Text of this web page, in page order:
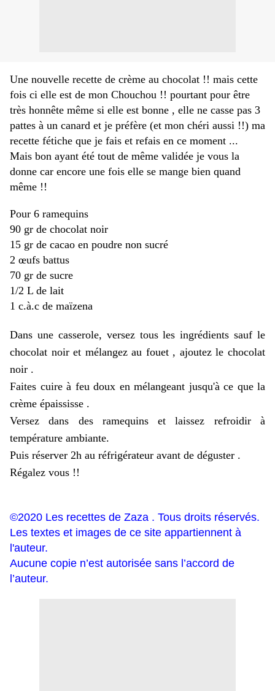
Une nouvelle recette de crème au chocolat !! mais cette
fois ci elle est de mon Chouchou !! pourtant pour être
très honnête même si elle est bonne , elle ne casse pas 3
pattes à un canard et je préfère (et mon chéri aussi !!) ma
recette fétiche que je fais et refais en ce moment ...
Mais bon ayant été tout de même validée je vous la
donne car encore une fois elle se mange bien quand
même !!
Pour 6 ramequins
90 gr de chocolat noir
15 gr de cacao en poudre non sucré
2 œufs battus
70 gr de sucre
1/2 L de lait
1 c.à.c de maïzena
Dans une casserole, versez tous les ingrédients sauf le
chocolat noir et mélangez au fouet , ajoutez le chocolat
noir .
Faites cuire à feu doux en mélangeant jusqu'à ce que la
crème épaississe .
Versez dans des ramequins et laissez refroidir à
température ambiante.
Puis réserver 2h au réfrigérateur avant de déguster .
Régalez vous !!
©2020 Les recettes de Zaza . Tous droits réservés.
Les textes et images de ce site appartiennent à
l'auteur.
Aucune copie n’est autorisée sans l’accord de
l’auteur.